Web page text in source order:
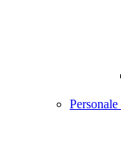
Personale